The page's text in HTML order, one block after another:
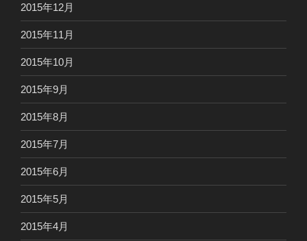
2015年12月
2015年11月
2015年10月
2015年9月
2015年8月
2015年7月
2015年6月
2015年5月
2015年4月